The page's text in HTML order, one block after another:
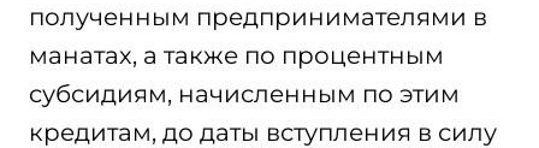
полученным предпринимателями в
манатах, а также по процентным
субсидиям, начисленным по этим
кредитам, до даты вступления в силу